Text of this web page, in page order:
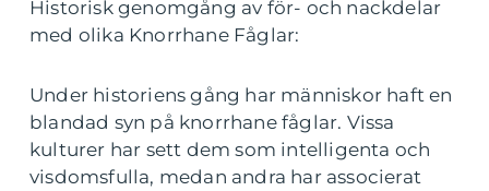
Historisk genomgång av för- och nackdelar
med olika Knorrhane Fåglar:
Under historiens gång har människor haft en
blandad syn på knorrhane fåglar. Vissa
kulturer har sett dem som intelligenta och
visdomsfulla, medan andra har associerat